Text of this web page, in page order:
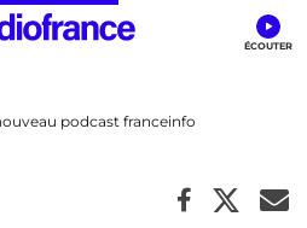
podcast franceinfo